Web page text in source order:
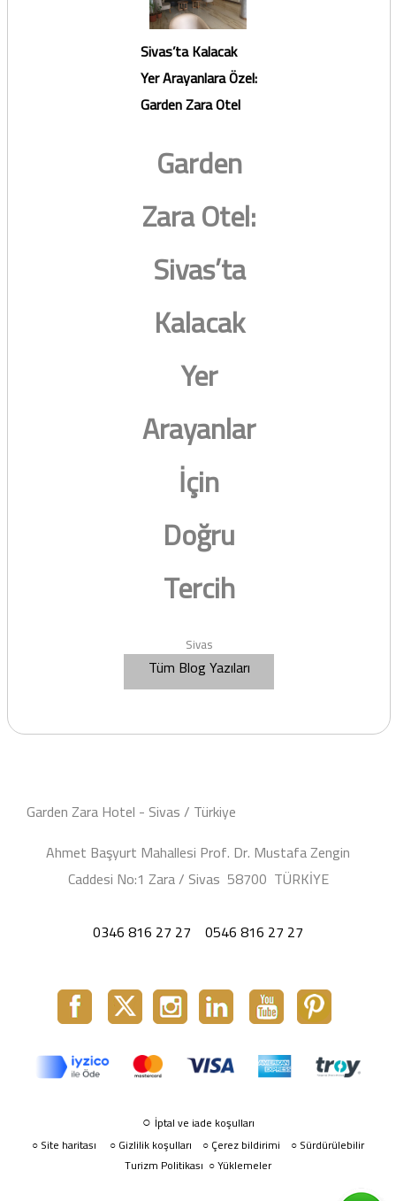
Sivas’ta Kalacak
Yer Arayanlara Özel:
Garden Zara Otel
Garden
Zara Otel:
Sivas’ta
Kalacak
Yer
Arayanlar
İçin
Doğru
Tercih
Sivas
Tüm Blog Yazıları
Garden Zara Hotel - Sivas / Türkiye
Ahmet Başyurt Mahallesi Prof. Dr. Mustafa Zengin
Caddesi No:1 Zara / Sivas 58700 TÜRKİYE
0346 816 27 27 0546 816 27 27
○ İptal ve iade koşulları
○ Site haritası ○Gizlilik koşulları ○ Çerez bildirimi ○ Sürdürülebilir
Turizm Politikası ○ Yüklemeler